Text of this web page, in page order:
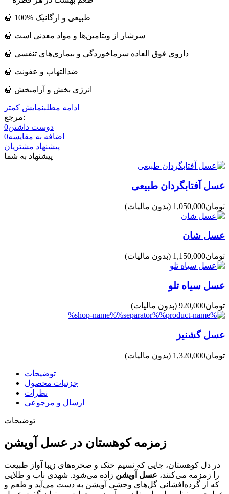
🍯 100% طبیعی و ارگانیک
🍯 داروی فوق العاده سرماخوردگی و بیماری‌های تنفسی
🍯 ضدالتهاب و عفونت
🍯 انرژی بخش و آرامبخش
ادامه مطلبنمایش کمتر
مرجع:
دوست داشتن0
اضافه به مقایسه0
پیشنهاد مشتریان
پیشنهاد به شما
عسل آفتابگردان طبیعی
(بدون مالیات)
عسل شان
(بدون مالیات)
عسل سیاه تلو
(بدون مالیات)
عسل گشنیز
(بدون مالیات)
توضیحات
جزئیات محصول
نظرات
ارسال و مرجوعی
توضیحات
زمزمه کوهستان در عسل آویشن
در دل کوهستان، جایی که نسیم خنک و صخره‌های زیبا آواز طبیعت
را زمزمه می‌کنند، عسل آویشن زاده می‌شود. شهدی ناب و طلایی
که از گرده‌افشانی گل‌های وحشی آویشن به دست می‌آید و طعم و